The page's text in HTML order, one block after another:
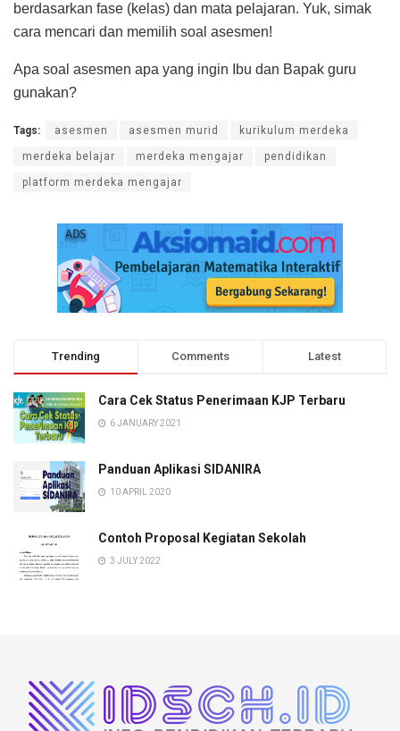
berdasarkan fase (kelas) dan mata pelajaran. Yuk, simak
cara mencari dan memilih soal asesmen!
Apa soal asesmen apa yang ingin Ibu dan Bapak guru
gunakan?
Tags: asesmen asesmen murid kurikulum merdeka
merdeka belajar merdeka mengajar pendidikan
platform merdeka mengajar
Trending Comments Latest
Cara Cek Status Penerimaan KJP Terbaru
6 JANUARY 2021
Panduan Aplikasi SIDANIRA
10 APRIL 2020
Contoh Proposal Kegiatan Sekolah
3 JULY 2022